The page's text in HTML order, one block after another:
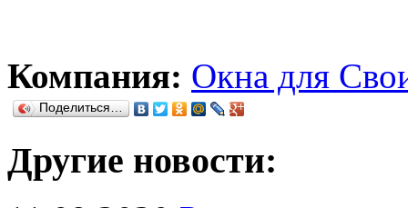
Компания: Окна для
Поделиться…
Другие новости: